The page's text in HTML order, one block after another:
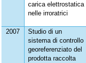
carica elettrostatica
nelle irroratrici
2007
Studio di un
sistema di controllo
georeferenziato del
prodotta raccolta